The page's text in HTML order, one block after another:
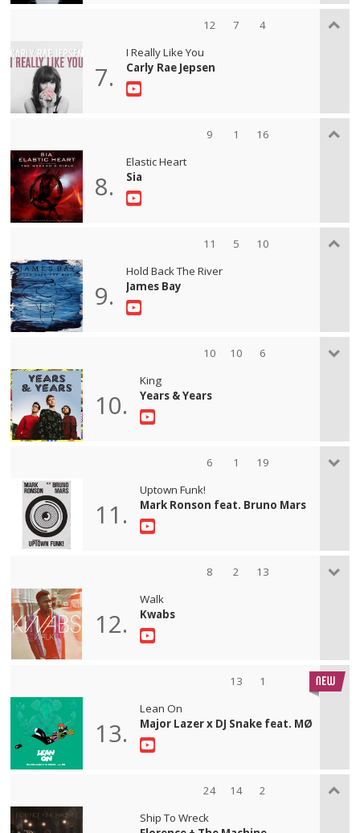
12 7 4
7.
I Really Like You
Carly Rae Jepsen
9 1 16
8.
Elastic Heart
Sia
11 5 10
9.
Hold Back The River
James Bay
10 10 6
10.
King
Years & Years
6 1 19
11.
Uptown Funk!
Mark Ronson feat. Bruno Mars
8 2 13
12.
Walk
Kwabs
13 1
13.
Lean On
Major Lazer x DJ Snake feat. MØ
24 14 2
Ship To Wreck